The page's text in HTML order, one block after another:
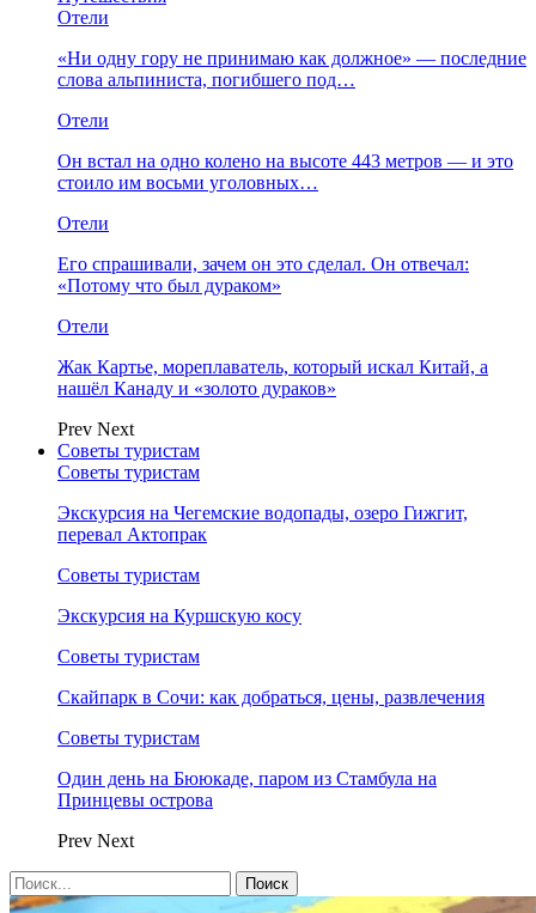
Отели
«Ни одну гору не принимаю как должное» — последние
слова альпиниста, погибшего под…
Отели
Он встал на одно колено на высоте 443 метров — и это
стоило им восьми уголовных…
Отели
Его спрашивали, зачем он это сделал. Он отвечал:
«Потому что был дураком»
Отели
Жак Картье, мореплаватель, который искал Китай, а
нашёл Канаду и «золото дураков»
Prev Next
Советы туристам
Советы туристам
Экскурсия на Чегемские водопады, озеро Гижгит,
перевал Актопрак
Советы туристам
Экскурсия на Куршскую косу
Советы туристам
Скайпарк в Сочи: как добраться, цены, развлечения
Советы туристам
Один день на Бююкаде, паром из Стамбула на
Принцевы острова
Prev Next